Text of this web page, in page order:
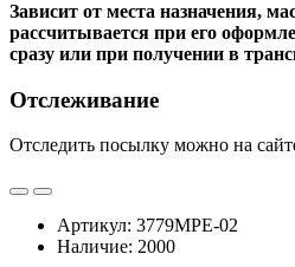
Зависит от места назначения,
рассчитывается при его
сразу или при получении в
Отслеживание
Отследить посылку можно на
Артикул: 3779MPE-02
Наличие: 2000